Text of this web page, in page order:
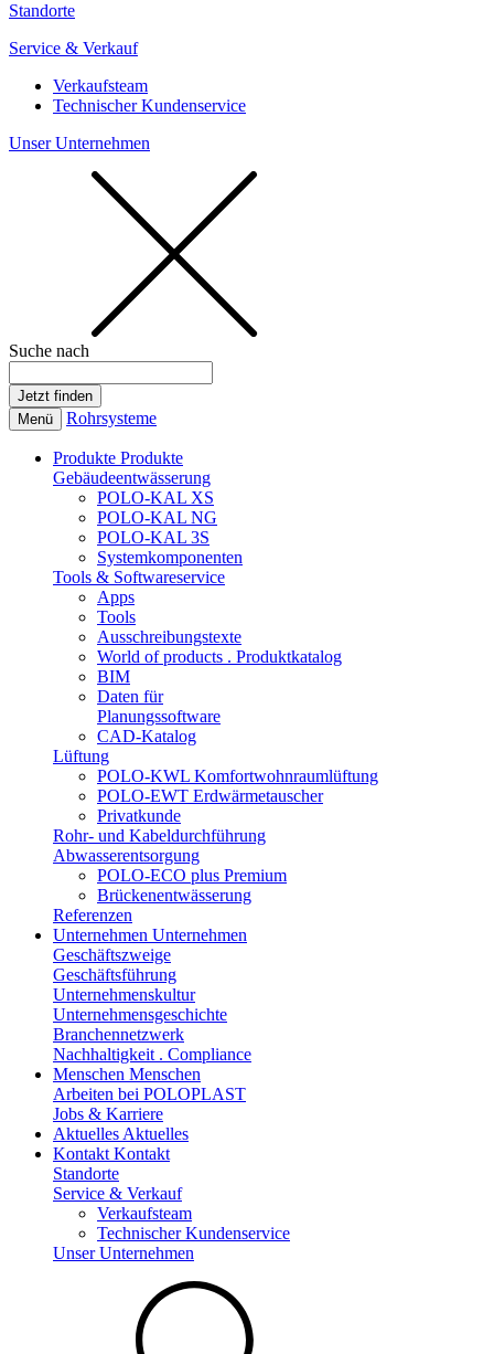
Standorte
Service & Verkauf
Verkaufsteam
Technischer Kundenservice
Unser Unternehmen
Suche nach
Menü Rohrsysteme
Produkte Produkte
Gebäudeentwässerung
POLO-KAL XS
POLO-KAL NG
POLO-KAL 3S
Systemkomponenten
Tools & Softwareservice
Apps
Tools
Ausschreibungstexte
World of products . Produktkatalog
BIM
Daten für
Planungssoftware
CAD-Katalog
Lüftung
POLO-KWL Komfortwohnraumlüftung
POLO-EWT Erdwärmetauscher
Privatkunde
Rohr- und Kabeldurchführung
Abwasserentsorgung
POLO-ECO plus Premium
Brückenentwässerung
Referenzen
Unternehmen Unternehmen
Geschäftszweige
Geschäftsführung
Unternehmenskultur
Unternehmensgeschichte
Branchennetzwerk
Nachhaltigkeit . Compliance
Menschen Menschen
Arbeiten bei POLOPLAST
Jobs & Karriere
Aktuelles Aktuelles
Kontakt Kontakt
Standorte
Service & Verkauf
Verkaufsteam
Technischer Kundenservice
Unser Unternehmen